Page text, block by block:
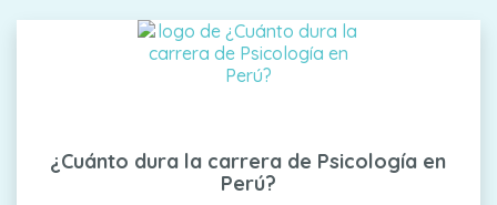
¿Cuánto dura la carrera de Psicología en
Perú?